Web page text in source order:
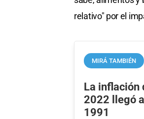
relativo" por el
MIRÁ TAMBIÉN
La inflación
2022 llegó
1991